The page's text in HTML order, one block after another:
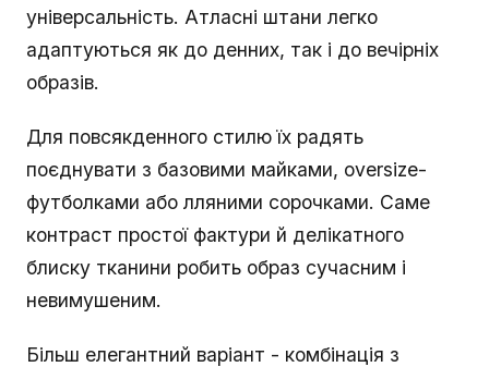
універсальність. Атласні штани легко
адаптуються як до денних, так і до вечірніх
образів.
Для повсякденного стилю їх радять
поєднувати з базовими майками, oversize-
футболками або лляними сорочками. Саме
контраст простої фактури й делікатного
блиску тканини робить образ сучасним і
невимушеним.
Більш елегантний варіант - комбінація з